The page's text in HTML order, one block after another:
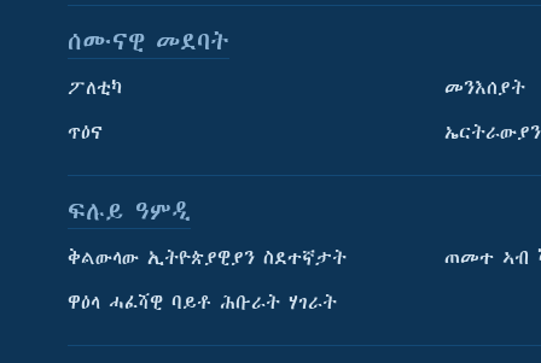
ትምህርቲ እንግሊዝኛ
ማሕበራዊ ገጻትና
ሰሙናዊ መደባት
ፖለቲካ
ጥዕና
መንእሰያት
ፍሉይ ዓምዲ
ቅልውላው ኢትዮጵያዊያን ስደተኛታት
ዋዕላ ሓፈሻዊ ባይቶ ሕቡራት ሃገራት
ጠመተ ኣብ